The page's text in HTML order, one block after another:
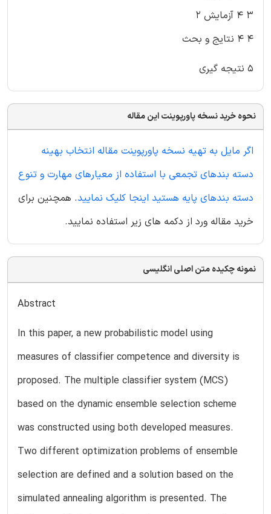
۳ ۴ آزمایش ۲
۴ ۴ نتایج و بحث
۵ نتیجه گیری
نحوه خرید نسخه پاورپوینت این مقاله
اگر مایل به تهیه نسخه پاورپوینت مقاله انتخاب بهینه
دسته بندهای تجمعی با استفاده از معیارهای مهارت و تنوع
دسته بندهای پایه هستید اینجا کلیک نمایید. همچنین برای
خرید مقاله ورد از دکمه های زیر استفاده نمایید.
نمونه چکیده متن اصلی انگلیسی
Abstract
In this paper, a new probabilistic model using
measures of classifier competence and diversity is
proposed. The multiple classifier system (MCS)
based on the dynamic ensemble selection scheme
was constructed using both developed measures.
Two different optimization problems of ensemble
selection are defined and a solution based on the
simulated annealing algorithm is presented. The